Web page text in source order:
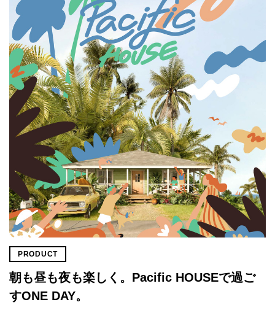
PRODUCT
朝も昼も夜も楽しく。Pacific HOUSEで過ご
すONE DAY。